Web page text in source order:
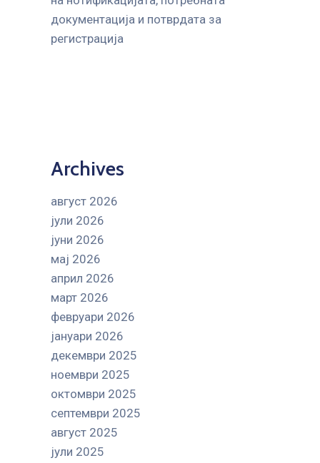
документација и потврдата за
регистрација
Archives
август 2026
јули 2026
јуни 2026
мај 2026
април 2026
март 2026
февруари 2026
јануари 2026
декември 2025
ноември 2025
октомври 2025
септември 2025
август 2025
јули 2025